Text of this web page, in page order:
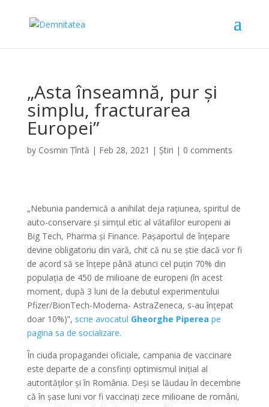
„Asta înseamnă, pur și
simplu, fracturarea
Europei”
by Cosmin Țîntă | Feb 28, 2021 | Știri | 0 comments
„Nebunia pandemică a anihilat deja rațiunea, spiritul de
auto-conservare și simțul etic al vătafilor europeni ai
Big Tech, Pharma și Finance. Pașaportul de înțepare
devine obligatoriu din vară, chit că nu se știe dacă vor fi
de acord să se înțepe până atunci cel puțin 70% din
populația de 450 de milioane de europeni (în acest
moment, după 3 luni de la debutul experimentului
Pfizer/BionTech-Moderna- AstraZeneca, s-au înțepat
doar 10%)”, scrie avocatul Gheorghe Piperea pe
pagina sa de socializare.
În ciuda propagandei oficiale, campania de vaccinare
este departe de a consfinți optimismul inițial al
autorităților și în România. Deși se lăudau în decembrie
că în șase luni vor fi vaccinați zece milioane de români,